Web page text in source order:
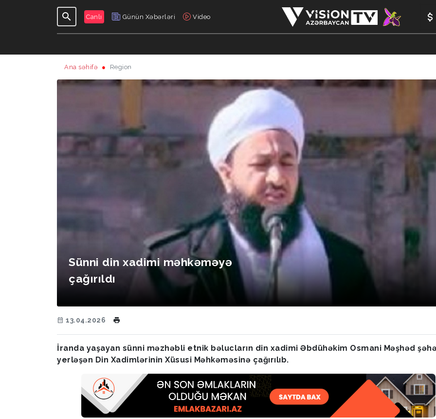
Canlı Günün Xəbərləri Video
GÜNDƏLIK
Ana səhifə Region
Sünni din xadimi məhkəməyə
çağırıldı
13.04.2026
İranda yaşayan sünni məzhəbli etnik bəlucların din xadimi Əbdühəkim Osmani Məşhəd
yerləşən Din Xadimlərinin Xüsusi Məhkəməsinə çağırılıb.